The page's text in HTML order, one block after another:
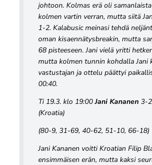
johtoon. Kolmas erä oli
kolmen vartin verran, mutta siitä
1-2. Kalabusic meinasi tehdä
oman kisaennätysbreakin, mutta
68 pisteeseen. Jani vielä yritti
mutta kolmen tunnin kohdalla Jani
vastustajan ja ottelu päättyi
00:40.
Ti 19.3. klo 19:00Jani Kananen3-2
(Kroatia)
(80-9, 31-69, 40-62, 51-10, 66-18)
Jani Kananen voitti Kroatian Filip
ensimmäisen erän, mutta kaksi